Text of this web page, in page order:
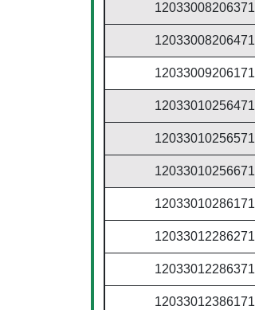
12033008206371
12033008206471
12033009206171
12033010256471
12033010256571
12033010256671
12033010286171
12033012286271
12033012286371
12033012386171